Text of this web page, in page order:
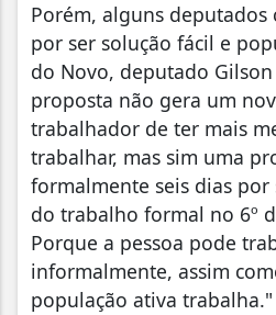
Porém, alguns deputados
por ser solução fácil e
do Novo, deputado Gilson
proposta não gera um
trabalhador de ter mais
trabalhar, mas sim uma
formalmente seis dias por
do trabalho formal no 6º
Porque a pessoa pode
informalmente, assim
população ativa trabalha."